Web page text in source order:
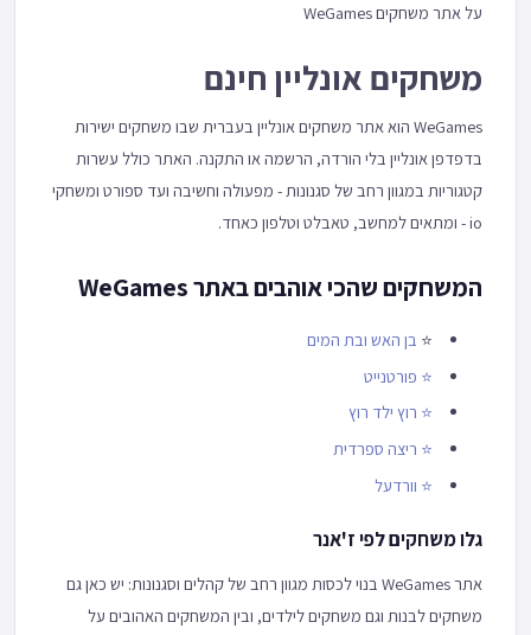
על אתר משחקים WeGames
משחקים אונליין חינם
WeGames הוא אתר משחקים אונליין בעברית שבו משחקים ישירות
בדפדפן אונליין בלי הורדה, הרשמה או התקנה. האתר כולל עשרות
קטגוריות במגוון רחב של סגנונות - מפעולה וחשיבה ועד ספורט ומשחקי
io - ומתאים למחשב, טאבלט וטלפון כאחד.
המשחקים שהכי אוהבים באתר WeGames
⭐ בן האש ובת המים
⭐ פורטנייט
⭐ רוץ ילד רוץ
⭐ ריצה ספרדית
⭐ וורדעל
גלו משחקים לפי ז'אנר
אתר WeGames בנוי לכסות מגוון רחב של קהלים וסגנונות: יש כאן גם
משחקים לבנות וגם משחקים לילדים, ובין המשחקים האהובים על